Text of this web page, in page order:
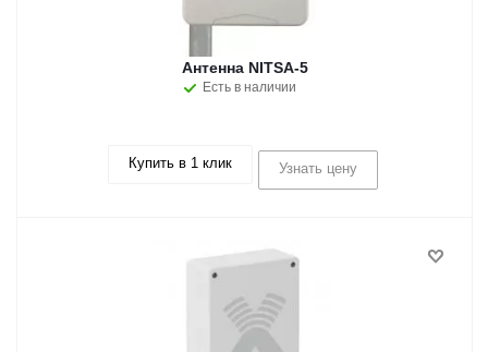
Антенна NITSA-5
Есть в наличии
Купить в 1 клик Узнать цену